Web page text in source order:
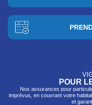
POUR
Nos assurances pour
imprévus, en couvrant votre
et